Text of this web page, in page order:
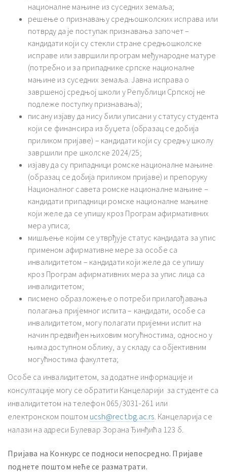
националне мањине из суседних земаља;
решење о признавању средњошколских исправа или
потврду да је поступак признавања започет –
кандидати који су стекли стране средњошколске
исправе или завршили програм међународне матуре
(потребно и за припаднике српске националне
мањине из суседних земаља. Јавна исправа о
завршеној средњој школи у Републици Српској не
подлеже поступку признавања);
писану изјаву да нису били уписани у статусу студента
који се финансира из буџета (образац се добија
приликом пријаве) – кандидати који су средњу школу
завршили пре школске 2024/25;
изјаву да су припадници ромске националне мањине
(образац се добија приликом пријаве) и препоруку
Националног савета ромске националне мањине –
кандидати припадници ромске националне мањине
који желе да се упишу кроз Програм афирмативних
мера уписа;
мишљење којим се утврђује статус кандидата за упис
применом афирмативне мере за особе са
инвалидитетом – кандидати који желе да се упишу
кроз Програм афирмативних мера за упис лица са
инвалидитетом;
писмено образложење о потреби прилагођавања
полагања пријемног испита – кандидати, особе са
инвалидитетом, могу полагати пријемни испит на
начин предвиђен њиховим могућностима, односно у
њима доступном облику, а у складу са објективним
могућностима факултета;
Особе са инвалидитетом, за додатне информације и
консултације могу се обратити Канцеларији за студенте са
инвалидитетом на телефон 065/3031-261 или
електронском поштом ucsh@rect.bg.ac.rs . Канцеларија се
налази на адреси Булевар Зорана Ђинђића 123 б.
Пријава на Конкурс се подноси непосредно. Пријаве
поднете поштом неће се разматрати.